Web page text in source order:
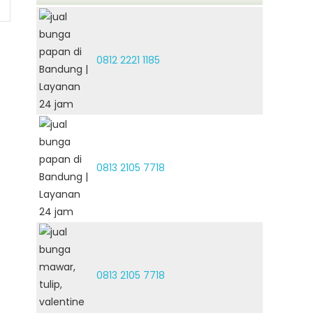
0812 2221 1185
0813 2105 7718
0813 2105 7718